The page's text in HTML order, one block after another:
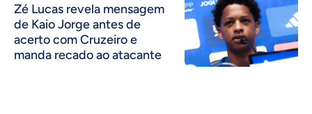
Zé Lucas revela mensagem
de Kaio Jorge antes de
acerto com Cruzeiro e
manda recado ao atacante